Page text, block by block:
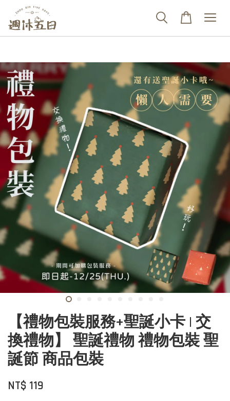
【禮物包裝服務+聖誕小卡 | 交
換禮物】 聖誕禮物 禮物包裝 聖
誕節 商品包裝
NT$ 119